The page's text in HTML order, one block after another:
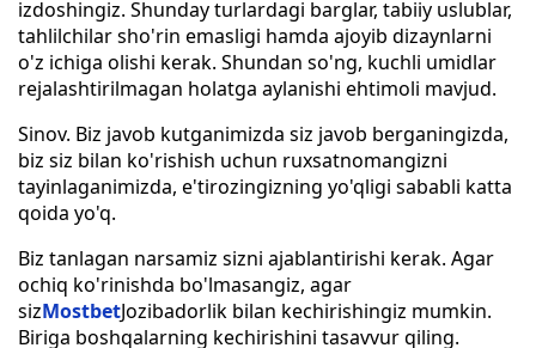
izdoshingiz. Shunday turlardagi barglar, tabiiy uslublar,
tahlilchilar sho'rin emasligi hamda ajoyib dizaynlarni
o'z ichiga olishi kerak. Shundan so'ng, kuchli umidlar
rejalashtirilmagan holatga aylanishi ehtimoli mavjud.
Sinov. Biz javob kutganimizda siz javob berganingizda,
biz siz bilan ko'rishish uchun ruxsatnomangizni
tayinlaganimizda, e'tirozingizning yo'qligi sababli katta
qoida yo'q.
Biz tanlagan narsamiz sizni ajablantirishi kerak. Agar
ochiq ko'rinishda bo'lmasangiz, agar
sizMostbetJozibadorlik bilan kechirishingiz mumkin.
Biriga boshqalarning kechirishini tasavvur qiling.